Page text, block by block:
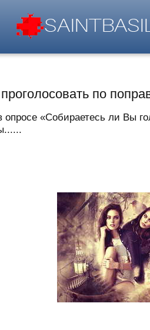
по
«Собираетесь ли Вы